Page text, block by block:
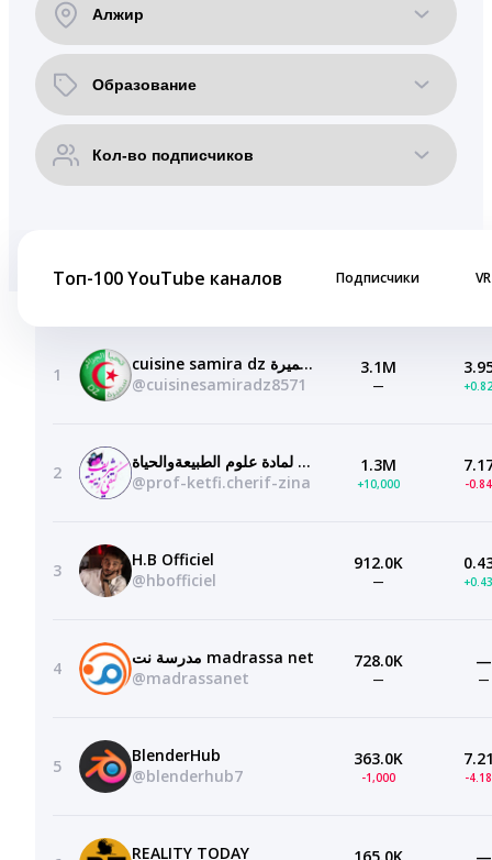
Топ-100 YouTube каналов Подписчики VR
1
cuisine samira dz مطبخ سميرة
@cuisinesamiradz8571
3.1M
—
2
الأستاذة كتفي شريف زينة لمادة علوم الطبيعةوالحياة
@prof-ketfi.cherif-zina
1.3M
+10,000 -
3
H.B Officiel
@hbofficiel
912.0K
—
4
مدرسة نت madrassa net
@madrassanet
728.0K
—
—
—
5
BlenderHub
@blenderhub7
363.0K
-1,000 -
REALITY TODAY